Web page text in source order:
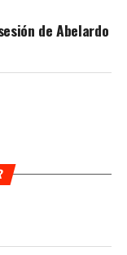
de Abelardo